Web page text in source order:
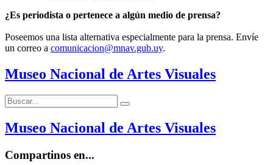
¿Es periodista o pertenece a algún medio de prensa?
Poseemos una lista alternativa especialmente para la prensa. Envíe
un correo a comunicacion@mnav.gub.uy.
Museo Nacional de Artes Visuales
Buscar:
Buscar
Museo Nacional de Artes Visuales
Compartinos en...